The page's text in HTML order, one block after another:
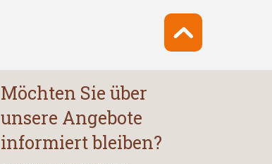
Möchten Sie über
unsere Angebote
informiert bleiben?